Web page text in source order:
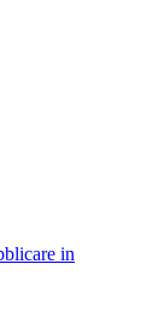
in